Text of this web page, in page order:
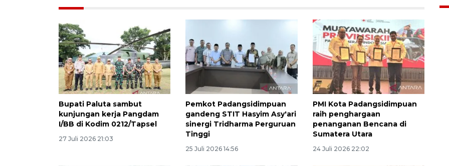
Bupati Paluta sambut
kunjungan kerja Pangdam
I/BB di Kodim 0212/Tapsel
27 Juli 2026 21:03
Pemkot Padangsidimpuan
gandeng STIT Hasyim Asy'ari
sinergi Tridharma Perguruan
Tinggi
25 Juli 2026 14:56
PMI Kota Padangsidimpuan
raih penghargaan
penanganan Bencana di
Sumatera Utara
24 Juli 2026 22:02